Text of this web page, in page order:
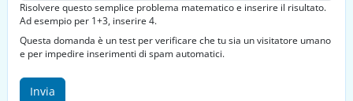
Risolvere questo semplice problema matematico e inserire il risultato.
Ad esempio per 1+3, inserire 4.
Questa domanda è un test per verificare che tu sia un visitatore umano
e per impedire inserimenti di spam automatici.